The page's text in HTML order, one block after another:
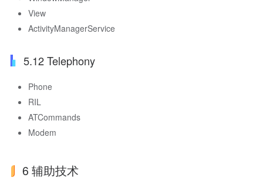
View
ActivityManagerService
5.12 Telephony
Phone
RIL
ATCommands
Modem
6 辅助技术